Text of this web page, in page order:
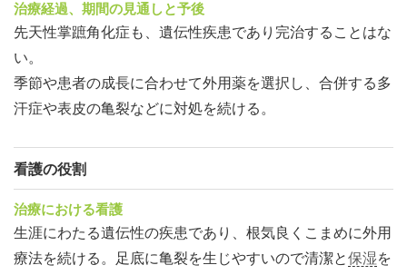
治療経過、期間の見通しと予後
先天性掌蹠角化症も、遺伝性疾患であり完治することはな
い。
季節や患者の成長に合わせて外用薬を選択し、合併する多
汗症や表皮の亀裂などに対処を続ける。
看護の役割
治療における看護
生涯にわたる遺伝性の疾患であり、根気良くこまめに外用
療法を続ける。足底に亀裂を生じやすいので清潔と保湿を